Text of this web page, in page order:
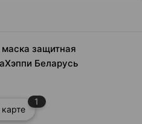
защитная
Беларусь
1